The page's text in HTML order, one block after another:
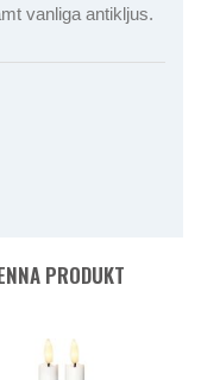
vanliga antikljus.
PRODUKT